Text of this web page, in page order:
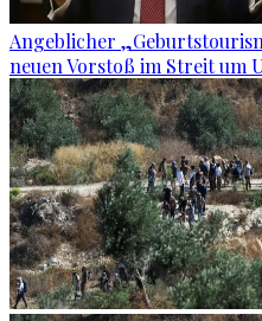
Angeblicher
neuen Vorstoß im Streit um